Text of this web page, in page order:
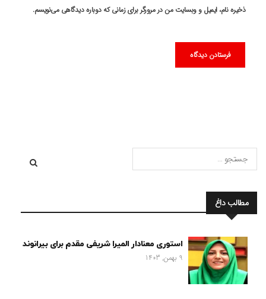
ذخیره نام، ایمیل و وبسایت من در مرورگر برای زمانی که دوباره دیدگاهی می‌نویسم.
مطالب داغ
استوری معنادار المیرا شریفی مقدم برای بیرانوند
9 بهمن, 1403